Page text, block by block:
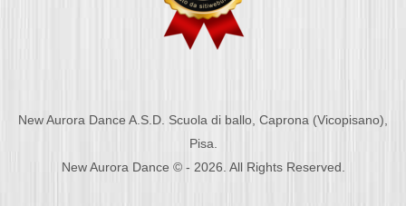
New Aurora Dance A.S.D. Scuola di ballo, Caprona (Vicopisano),
Pisa.
New Aurora Dance © - 2026. All Rights Reserved.